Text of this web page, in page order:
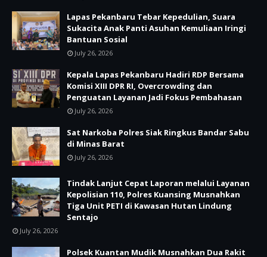
Lapas Pekanbaru Tebar Kepedulian, Suara
Sukacita Anak Panti Asuhan Kemuliaan Iringi
Bantuan Sosial
July 26, 2026
Kepala Lapas Pekanbaru Hadiri RDP Bersama
Komisi XIII DPR RI, Overcrowding dan
Penguatan Layanan Jadi Fokus Pembahasan
July 26, 2026
Sat Narkoba Polres Siak Ringkus Bandar Sabu
di Minas Barat
July 26, 2026
Tindak Lanjut Cepat Laporan melalui Layanan
Kepolisian 110, Polres Kuansing Musnahkan
Tiga Unit PETI di Kawasan Hutan Lindung
Sentajo
July 26, 2026
Polsek Kuantan Mudik Musnahkan Dua Rakit